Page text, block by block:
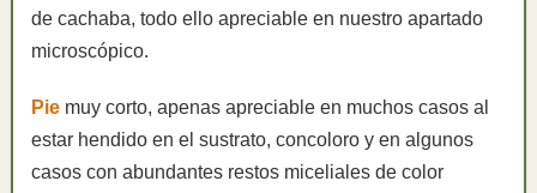
de cachaba, todo ello apreciable en nuestro apartado
microscópico.
Pie muy corto, apenas apreciable en muchos casos al
estar hendido en el sustrato, concoloro y en algunos
casos con abundantes restos miceliales de color